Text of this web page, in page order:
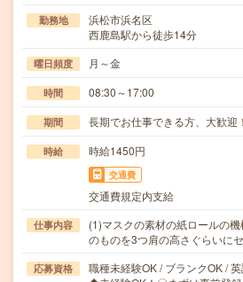
勤務地
浜松市浜名区
西鹿島駅から徒歩14分
曜日頻度 月～金
時間 08:30～17:00
期間 長期でお仕事できる方、大歓迎！
時給 時給1450円
交通費
交通費規定内支給
仕事内容
(1)マスクの素材の紙ロールの
のものを3つ肩の高さぐらいに
応募資格
職種未経験OK / ブランクOK /